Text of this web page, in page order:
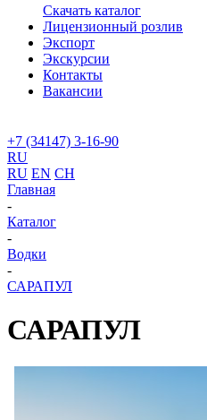
Скачать каталог
Лицензионный розлив
Экспорт
Экскурсии
Контакты
Вакансии
+7 (34147) 3-16-90
RU
RU EN CH
Главная
-
Каталог
-
Водки
-
САРАПУЛ
САРАПУЛ